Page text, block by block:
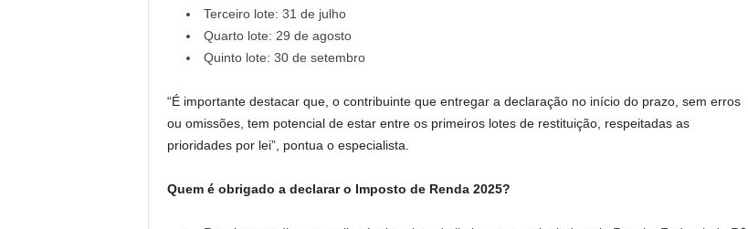
Terceiro lote: 31 de julho
Quarto lote: 29 de agosto
Quinto lote: 30 de setembro
“É importante destacar que, o contribuinte que entregar a declaração no início do prazo, sem erros
ou omissões, tem potencial de estar entre os primeiros lotes de restituição, respeitadas as
prioridades por lei”, pontua o especialista.
Quem é obrigado a declarar o Imposto de Renda 2025?